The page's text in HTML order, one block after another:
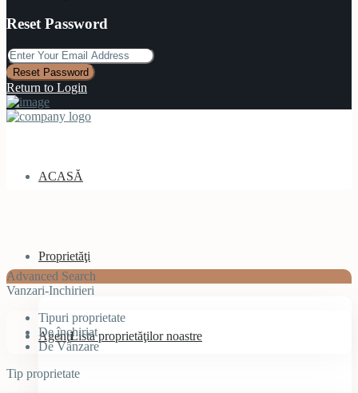
Reset Password
Reset Password
Return to Login
ACASĂ
Proprietăţi
Lista proprietăţilor noastre
Agenţi
Advanced Search
Vanzari-Inchirieri
Tipuri proprietate
De închiriat
De Vânzare
Tip proprietate